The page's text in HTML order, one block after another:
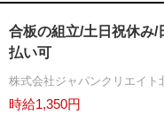
合板の組立/土日祝休み/
払い可
株式会社ジャパンクリエイト
時給1,350円